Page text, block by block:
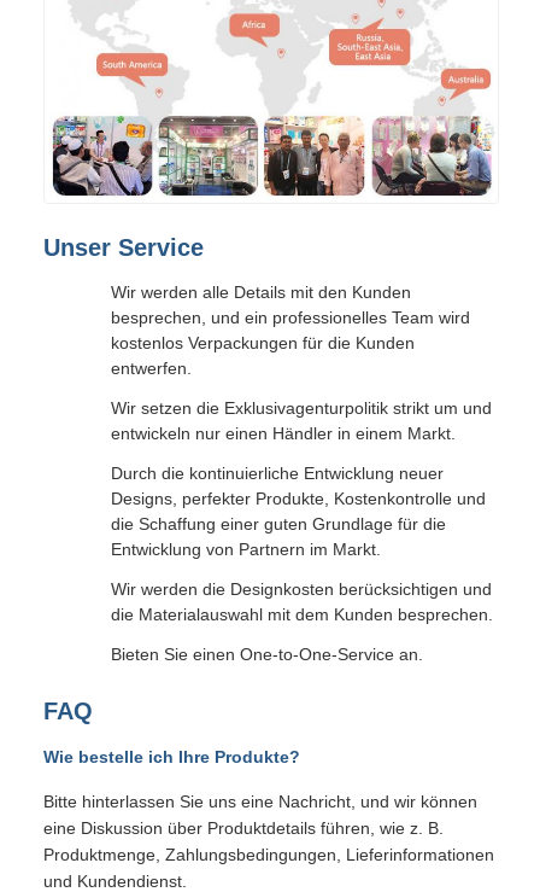
Unser Service
Wir werden alle Details mit den Kunden
besprechen, und ein professionelles Team wird
kostenlos Verpackungen für die Kunden
entwerfen.
Wir setzen die Exklusivagenturpolitik strikt um und
entwickeln nur einen Händler in einem Markt.
Durch die kontinuierliche Entwicklung neuer
Designs, perfekter Produkte, Kostenkontrolle und
die Schaffung einer guten Grundlage für die
Entwicklung von Partnern im Markt.
Wir werden die Designkosten berücksichtigen und
die Materialauswahl mit dem Kunden besprechen.
Bieten Sie einen One-to-One-Service an.
FAQ
Wie bestelle ich Ihre Produkte?
Bitte hinterlassen Sie uns eine Nachricht, und wir können
eine Diskussion über Produktdetails führen, wie z. B.
Produktmenge, Zahlungsbedingungen, Lieferinformationen
und Kundendienst.